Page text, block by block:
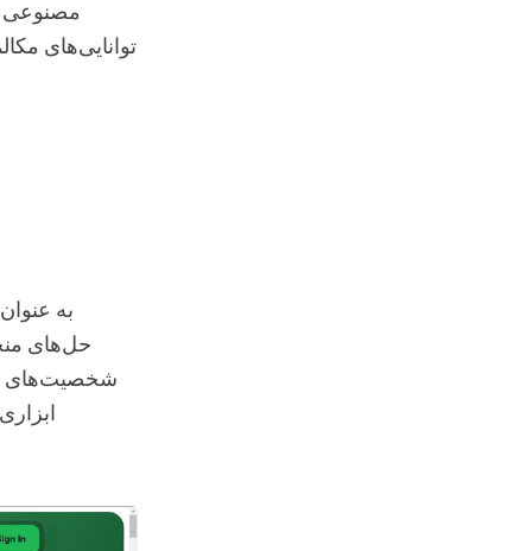
مصنوعی
توانایی‌های
به
حل‌های
شخصیت‌های